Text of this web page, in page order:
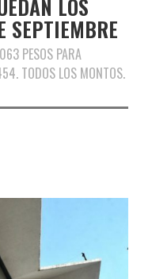
LOS
SEPTIEMBRE
PESOS PARA
TODOS LOS MONTOS.